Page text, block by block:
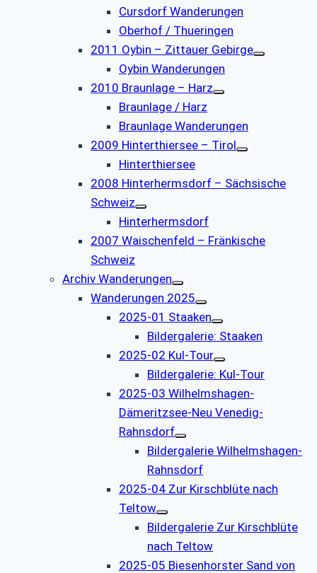
Cursdorf Wanderungen
Oberhof / Thueringen
2011 Oybin – Zittauer Gebirge
Oybin Wanderungen
2010 Braunlage – Harz
Braunlage / Harz
Braunlage Wanderungen
2009 Hinterthiersee – Tirol
Hinterthiersee
2008 Hinterhermsdorf – Sächsische
Schweiz
Hinterhermsdorf
2007 Waischenfeld – Fränkische
Schweiz
Archiv Wanderungen
Wanderungen 2025
2025-01 Staaken
Bildergalerie: Staaken
2025-02 Kul-Tour
Bildergalerie: Kul-Tour
2025-03 Wilhelmshagen-
Dämeritzsee-Neu Venedig-
Rahnsdorf
Bildergalerie Wilhelmshagen-
Rahnsdorf
2025-04 Zur Kirschblüte nach
Teltow
Bildergalerie Zur Kirschblüte
nach Teltow
2025-05 Biesenhorster Sand von